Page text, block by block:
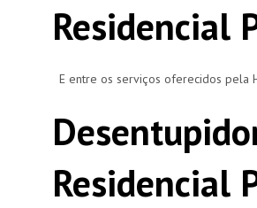
Residencial
E entre os serviços oferecidos pela
Residencial